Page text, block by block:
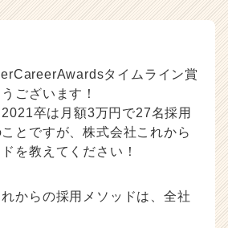
タイムライン賞
ございます！
卒は月額3万円で27名採用
とですが、株式会社これから
を教えてください！
からの採用メソッドは、全社